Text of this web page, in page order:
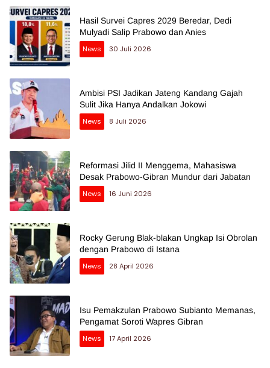
Hasil Survei Capres 2029 Beredar, Dedi
Mulyadi Salip Prabowo dan Anies
News
30 Juli 2026
Ambisi PSI Jadikan Jateng Kandang Gajah
Sulit Jika Hanya Andalkan Jokowi
News
8 Juli 2026
Reformasi Jilid II Menggema, Mahasiswa
Desak Prabowo-Gibran Mundur dari Jabatan
News
16 Juni 2026
Rocky Gerung Blak-blakan Ungkap Isi Obrolan
dengan Prabowo di Istana
News
28 April 2026
Isu Pemakzulan Prabowo Subianto Memanas,
Pengamat Soroti Wapres Gibran
News
17 April 2026